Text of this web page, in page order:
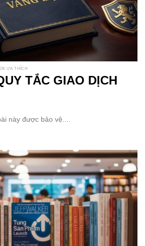
ƯA THÍCH
TẮC GIAO DỊCH
này được bảo vệ....